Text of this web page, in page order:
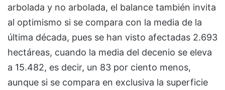
arbolada y no arbolada, el balance también invita
al optimismo si se compara con la media de la
última década, pues se han visto afectadas 2.693
hectáreas, cuando la media del decenio se eleva
a 15.482, es decir, un 83 por ciento menos,
aunque si se compara en exclusiva la superficie